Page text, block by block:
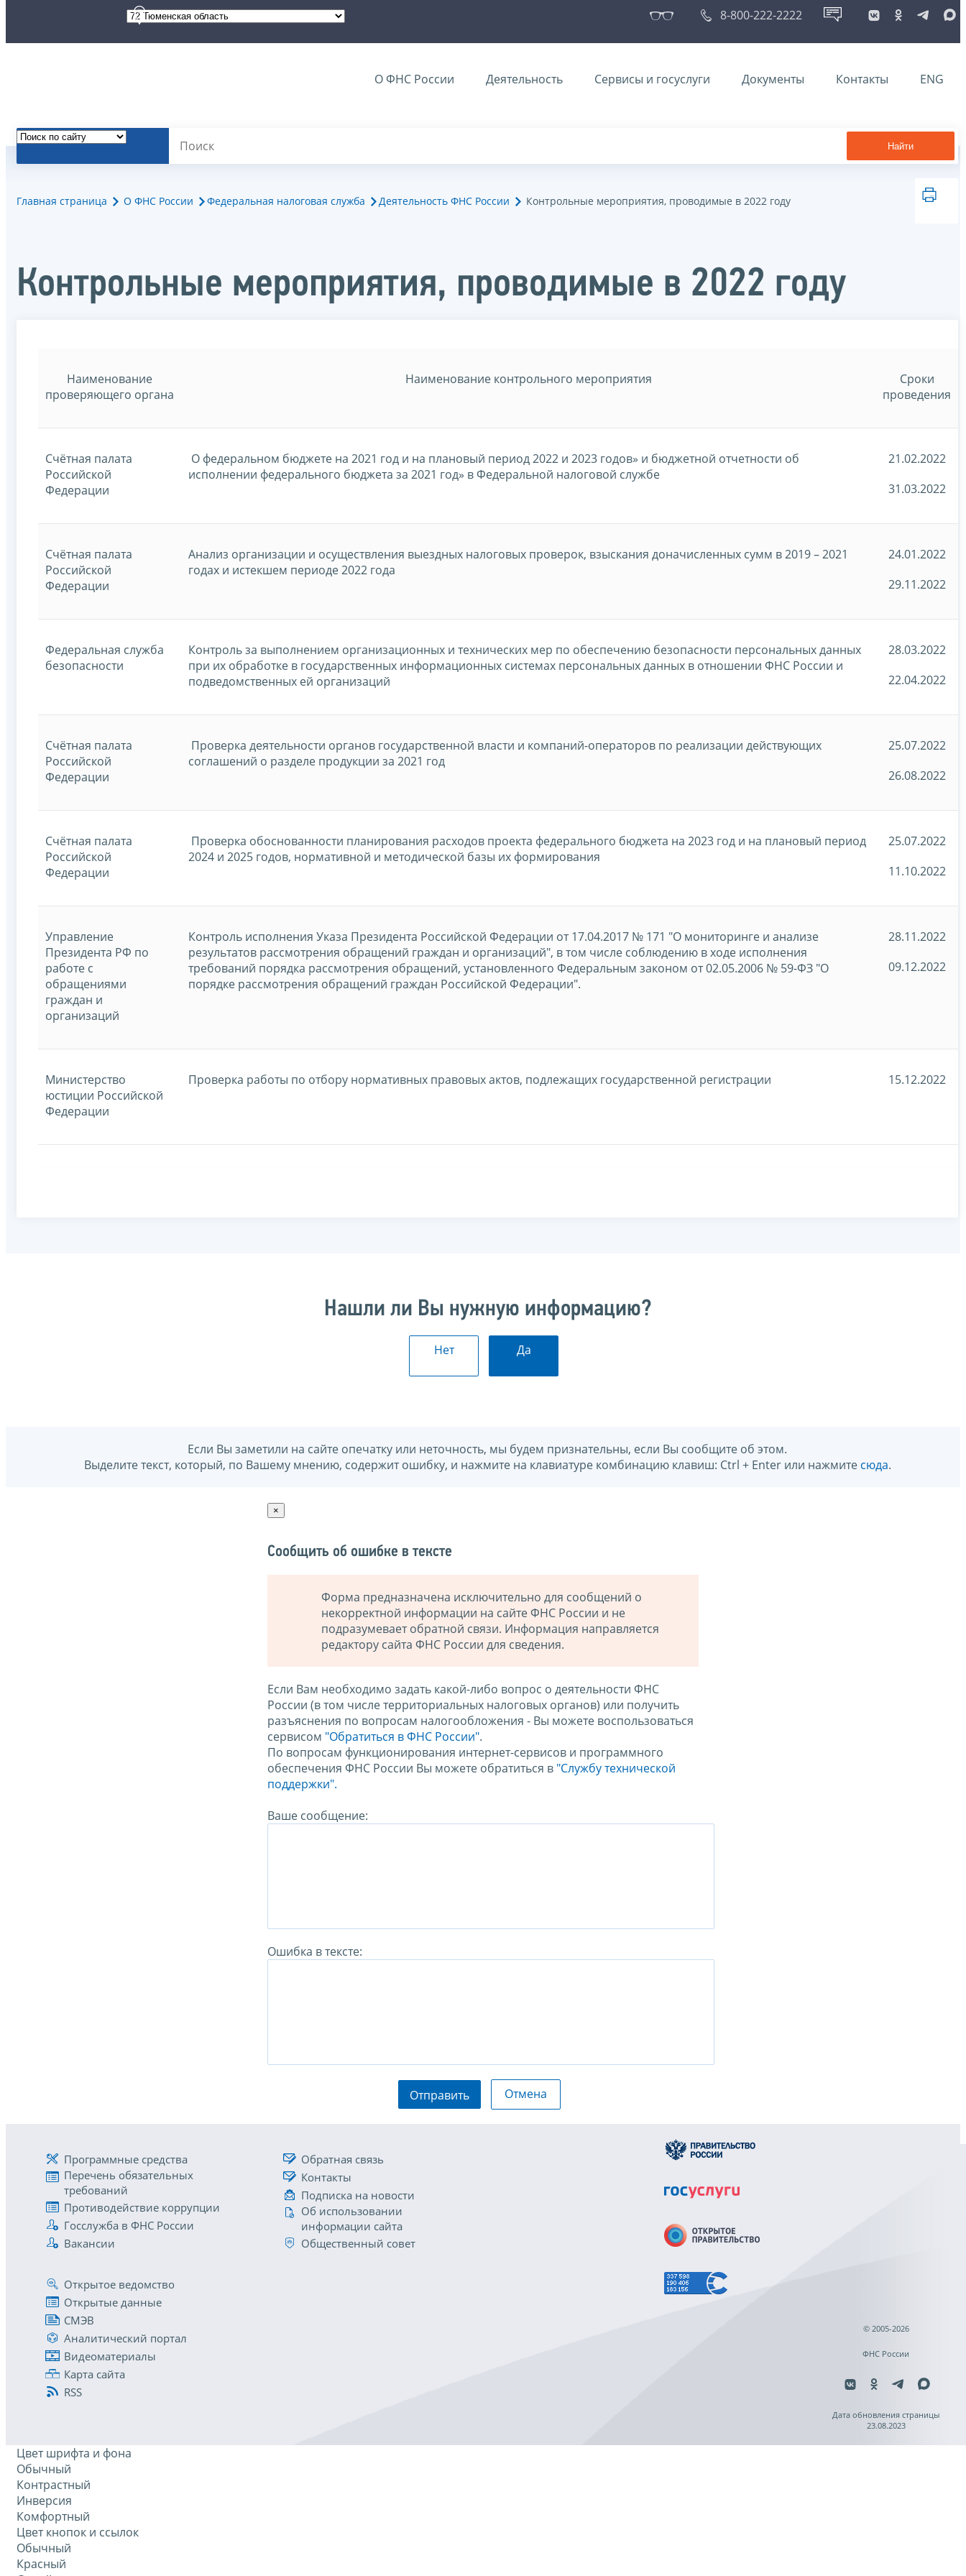
8-800-222-2222
О ФНС России Деятельность Сервисы и госуслуги Документы Контакты ENG
Найти
Главная страница О ФНС России Федеральная налоговая служба Деятельность ФНС России Контрольные мероприятия, проводимые в 2022 году
Контрольные мероприятия, проводимые в 2022 году
Наименование
проверяющего органа
Наименование контрольного мероприятия
Сроки
проведения
Счётная палата
Российской
Федерации
О федеральном бюджете на 2021 год и на плановый период 2022 и 2023 годов» и бюджетной отчетности об
исполнении федерального бюджета за 2021 год» в Федеральной налоговой службе
21.02.2022
31.03.2022
Счётная палата
Российской
Федерации
Анализ организации и осуществления выездных налоговых проверок, взыскания доначисленных сумм в 2019 – 2021
годах и истекшем периоде 2022 года
24.01.2022
29.11.2022
Федеральная служба
безопасности
Контроль за выполнением организационных и технических мер по обеспечению безопасности персональных данных
при их обработке в государственных информационных системах персональных данных в отношении ФНС России и
подведомственных ей организаций
28.03.2022
22.04.2022
Счётная палата
Российской
Федерации
Проверка деятельности органов государственной власти и компаний-операторов по реализации действующих
соглашений о разделе продукции за 2021 год
25.07.2022
26.08.2022
Счётная палата
Российской
Федерации
Проверка обоснованности планирования расходов проекта федерального бюджета на 2023 год и на плановый период
2024 и 2025 годов, нормативной и методической базы их формирования
25.07.2022
11.10.2022
Управление
Президента РФ по
работе с
обращениями
граждан и
организаций
Контроль исполнения Указа Президента Российской Федерации от 17.04.2017 № 171 "О мониторинге и анализе
результатов рассмотрения обращений граждан и организаций", в том числе соблюдению в ходе исполнения
требований порядка рассмотрения обращений, установленного Федеральным законом от 02.05.2006 № 59-ФЗ "О
порядке рассмотрения обращений граждан Российской Федерации".
28.11.2022
09.12.2022
Министерство
юстиции Российской
Федерации
Проверка работы по отбору нормативных правовых актов, подлежащих государственной регистрации 15.12.2022
Нашли ли Вы нужную информацию?
Нет Да
Если Вы заметили на сайте опечатку или неточность, мы будем признательны, если Вы сообщите об этом.
Выделите текст, который, по Вашему мнению, содержит ошибку, и нажмите на клавиатуре комбинацию клавиш: Ctrl + Enter или нажмите сюда.
×
Сообщить об ошибке в тексте
Форма предназначена исключительно для сообщений о
некорректной информации на сайте ФНС России и не
подразумевает обратной связи. Информация направляется
редактору сайта ФНС России для сведения.
Если Вам необходимо задать какой-либо вопрос о деятельности ФНС
России (в том числе территориальных налоговых органов) или получить
разъяснения по вопросам налогообложения - Вы можете воспользоваться
сервисом "Обратиться в ФНС России".
По вопросам функционирования интернет-сервисов и программного
обеспечения ФНС России Вы можете обратиться в "Службу технической
поддержки".
Ваше сообщение:
Ошибка в тексте:
Отправить Отмена
Программные средства
Перечень обязательных
требований
Противодействие коррупции
Госслужба в ФНС России
Вакансии
Обратная связь
Контакты
Подписка на новости
Об использовании
информации сайта
Общественный совет
Открытое ведомство
Открытые данные
СМЭВ
Аналитический портал
Видеоматериалы
Карта сайта
RSS
© 2005-2026
ФНС России
Дата обновления страницы
23.08.2023
Цвет шрифта и фона
Обычный
Контрастный
Инверсия
Комфортный
Цвет кнопок и ссылок
Обычный
Красный